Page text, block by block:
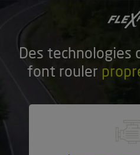
Des technologies
font rouler